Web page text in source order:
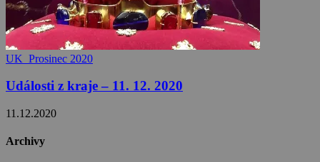
UK_Prosinec 2020
Události z kraje – 11. 12. 2020
11.12.2020
Archivy